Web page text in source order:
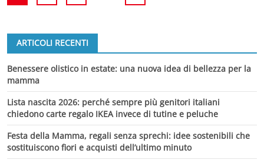
ARTICOLI RECENTI
Benessere olistico in estate: una nuova idea di bellezza per la
mamma
Lista nascita 2026: perché sempre più genitori italiani
chiedono carte regalo IKEA invece di tutine e peluche
Festa della Mamma, regali senza sprechi: idee sostenibili che
sostituiscono fiori e acquisti dell’ultimo minuto